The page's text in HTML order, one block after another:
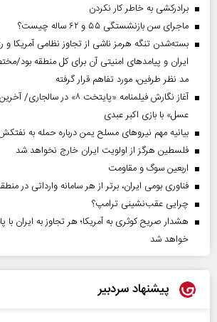
برادرکشی به خاطر کار نکردن
ماجرای سن بازنشستگی ۵۵ و ۶۲ ساله چیست؟
بسته‌شدن تنگه هرمز ناشی از تجاوز نظامی آمریکا و
ایران و پیامد‌های امنیتی آن برای کل منطقه بود/
مد نظر طرفین، مورد تفاهم قرار گرفته
آغاز نگارش فیلمنامه «پایتخت ۸»
عسل» با بازی اکبر عبدی
بیانیه مهم نیروهای مسلح یمن درباره حمله به
فلسطین هرگز از اولویت ایران خارج نخواهد شد
اربعین سوگ و مقاومت
فناوری بومی ایران، برتر از هر سامانه وارداتی در
چرایی عقب‌نشینی ترامپ؟
هشدار صریح کوثری به آمریکا؛ هر تجاوز به ایران با
خواهد شد
پیشنهاد سردبیر